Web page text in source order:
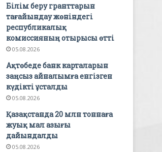
Білім беру гранттарын
тағайындау жөніндегі
республикалық
комиссияның отырысы өтті
05.08.2026
Ақтөбеде банк карталарын
заңсыз айналымға енгізген
күдікті ұсталды
05.08.2026
Қазақстанда 20 млн тоннаға
жуық мал азығы
дайындалды
05.08.2026